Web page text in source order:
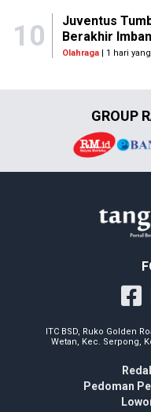
10
Juventus
Berakhir
Olahraga| 1 hari
GROUP
ITC BSD, Ruko Golden
Wetan, Kec. Serpong,
Pedoman